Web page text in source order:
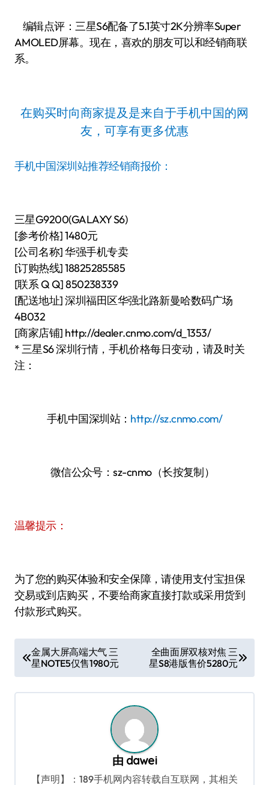
编辑点评：三星S6配备了5.1英寸2K分辨率Super
AMOLED屏幕。现在，喜欢的朋友可以和经销商联
系。
在购买时向商家提及是来自于手机中国的网
友，可享有更多优惠
手机中国深圳站推荐经销商报价：
三星G9200(GALAXY S6)
[参考价格] 1480元
[公司名称] 华强手机专卖
[订购热线] 18825285585
[联系 Q Q] 850238339
[配送地址] 深圳福田区华强北路新曼哈数码广场
4B032
[商家店铺] http://dealer.cnmo.com/d_1353/
* 三星S6 深圳行情，手机价格每日变动，请及时关
注：
手机中国深圳站： http://sz.cnmo.com/
微信公众号：sz-cnmo（长按复制）
温馨提示：
为了您的购买体验和安全保障，请使用支付宝担保
交易或到店购买，不要给商家直接打款或采用货到
付款形式购买。
章
导
金属大屏高端大气 三
星NOTE5仅售1980元
全曲面屏双核对焦 三
星S8港版售价5280元
由 dawei
【声明】：189手机网内容转载自互联网，其相关